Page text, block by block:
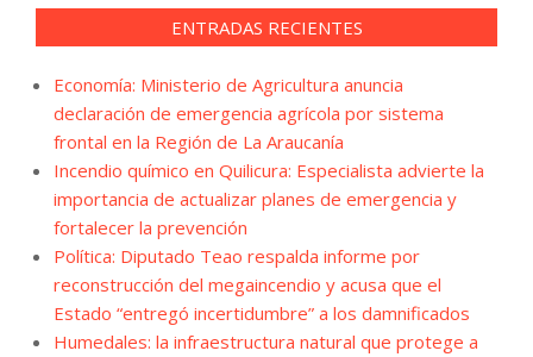
ENTRADAS RECIENTES
Economía: Ministerio de Agricultura anuncia
declaración de emergencia agrícola por sistema
frontal en la Región de La Araucanía
Incendio químico en Quilicura: Especialista advierte la
importancia de actualizar planes de emergencia y
fortalecer la prevención
Política: Diputado Teao respalda informe por
reconstrucción del megaincendio y acusa que el
Estado “entregó incertidumbre” a los damnificados
Humedales: la infraestructura natural que protege a